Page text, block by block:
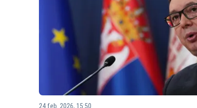
24 feb. 2026, 15:50